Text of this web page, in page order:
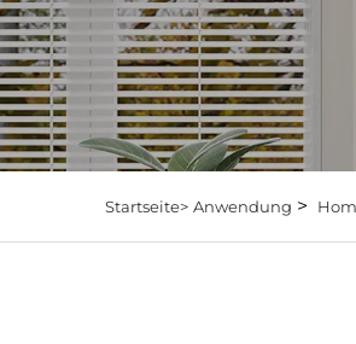
Startseite> Anwendung >